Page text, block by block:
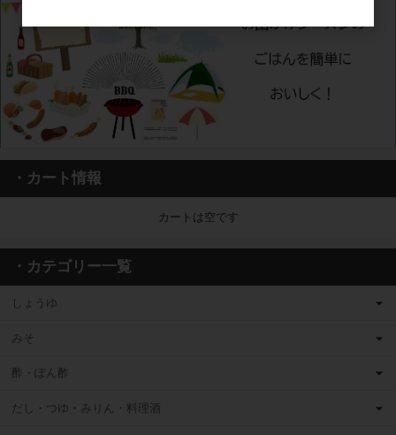
・カート情報
カートは空です
・カテゴリー一覧
しょうゆ
みそ
酢・ぽん酢
だし・つゆ・みりん・料理酒